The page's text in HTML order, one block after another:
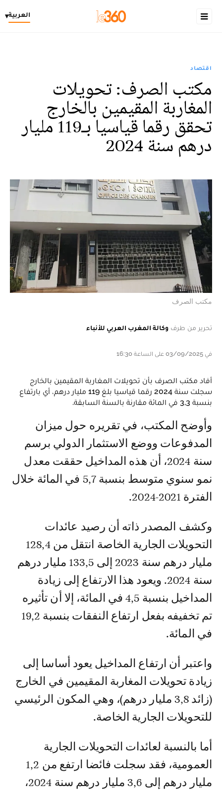
العربية▾
اقتصاد
مكتب الصرف: تحويلات
المغاربة المقيمين بالخارج
تحقق رقما قياسيا بـ119 مليار
درهم سنة 2024
مكتب الصرف
تحرير من طرف وكالة المغرب العربي للأنباء
في 03/09/2025 على الساعة 16:30
أفاد مكتب الصرف بأن تحويلات المغاربة المقيمين بالخارج
سجلت سنة 2024 رقما قياسيا بلغ 119 مليار درهم، أي بارتفاع
بنسبة 3,3 في المائة مقارنة بالسنة السابقة.
وأوضح المكتب، في تقريره حول ميزان
المدفوعات ووضع الاستثمار الدولي برسم
سنة 2024، أن هذه المداخيل حققت معدل
نمو سنوي متوسط بنسبة 5,7 في المائة خلال
الفترة 2021-2024.
وكشف المصدر ذاته أن رصيد عائدات
التحويلات الجارية الخاصة انتقل من 128,4
مليار درهم سنة 2023 إلى 133,5 مليار درهم
سنة 2024. ويعود هذا الارتفاع إلى زيادة
المداخيل بنسبة 4,5 في المائة، إلا أن تأثيره
تم تخفيفه بفعل ارتفاع النفقات بنسبة 19,2
في المائة.
واعتبر أن ارتفاع المداخيل يعود أساسا إلى
زيادة تحويلات المغاربة المقيمين في الخارج
(زائد 3,8 مليار درهم)، وهي المكون الرئيسي
للتحويلات الجارية الخاصة.
أما بالنسبة لعائدات التحويلات الجارية
العمومية، فقد سجلت فائضا ارتفع من 1,2
مليار درهم إلى 3,6 مليار درهم سنة 2024،